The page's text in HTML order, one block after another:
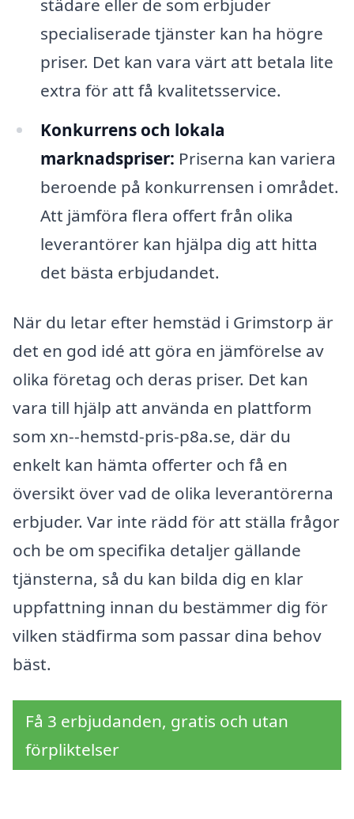
städare eller de som erbjuder
specialiserade tjänster kan ha högre
priser. Det kan vara värt att betala lite
extra för att få kvalitetsservice.
Konkurrens och lokala
marknadspriser: Priserna kan variera
beroende på konkurrensen i området.
Att jämföra flera offert från olika
leverantörer kan hjälpa dig att hitta
det bästa erbjudandet.
När du letar efter hemstäd i Grimstorp är
det en god idé att göra en jämförelse av
olika företag och deras priser. Det kan
vara till hjälp att använda en plattform
som xn--hemstd-pris-p8a.se, där du
enkelt kan hämta offerter och få en
översikt över vad de olika leverantörerna
erbjuder. Var inte rädd för att ställa frågor
och be om specifika detaljer gällande
tjänsterna, så du kan bilda dig en klar
uppfattning innan du bestämmer dig för
vilken städfirma som passar dina behov
bäst.
Få 3 erbjudanden, gratis och utan
förpliktelser